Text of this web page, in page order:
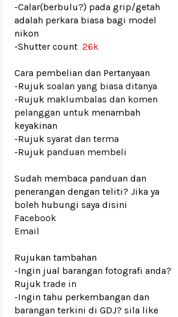
-Calar(berbulu?) pada grip/getah
adalah perkara biasa bagi model
nikon
-Shutter count 26k
Cara pembelian dan Pertanyaan
-Rujuk soalan yang biasa ditanya
-Rujuk maklumbalas dan komen
pelanggan untuk menambah
keyakinan
-Rujuk syarat dan terma
-Rujuk panduan membeli
Sudah membaca panduan dan
penerangan dengan teliti? Jika ya
boleh hubungi saya disini
Facebook
Email
Rujukan tambahan
-Ingin jual barangan fotografi anda?
Rujuk trade in
-Ingin tahu perkembangan dan
barangan terkini di GDJ? sila like